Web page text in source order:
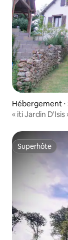
Hébergement
« iti Jardin D'Isis
Superhôte
Superhôte